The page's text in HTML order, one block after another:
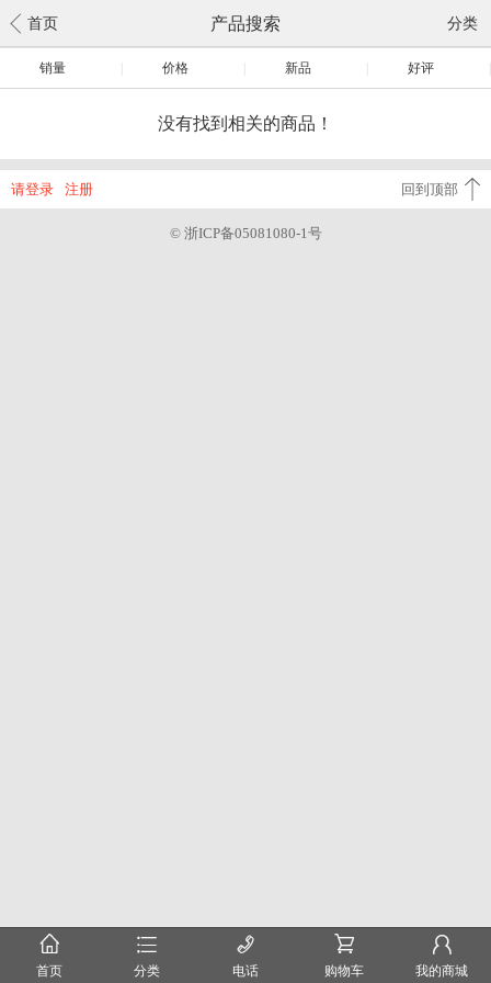
首页 产品搜索 分类
销量 价格 新品 好评
没有找到相关的商品！
请登录 注册 回到顶部
© 浙ICP备05081080-1号
󰂠
首页
󰂦
分类
󰄫
电话
󰂟
购物车
󰂢
我的商城